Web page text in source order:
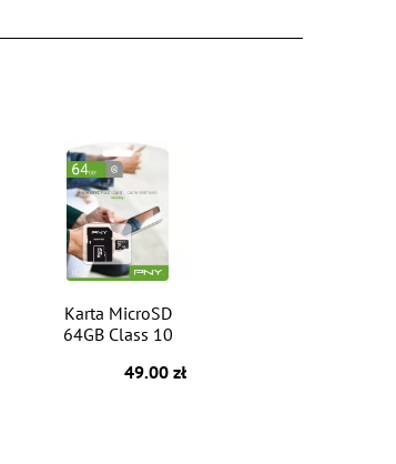
Karta MicroSD
64GB Class 10
49.00 zł